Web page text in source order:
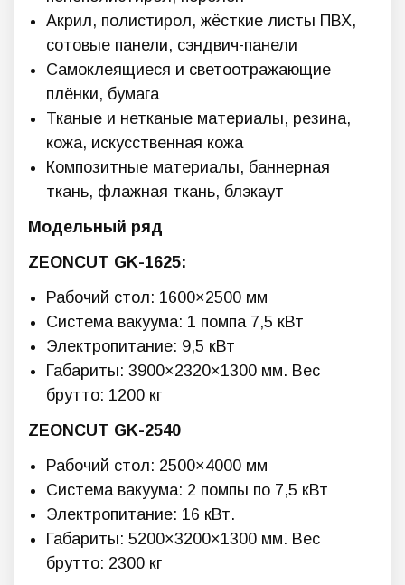
Акрил, полистирол, жёсткие листы ПВХ,
сотовые панели, сэндвич-панели
Самоклеящиеся и светоотражающие
плёнки, бумага
Тканые и нетканые материалы, резина,
кожа, искусственная кожа
Композитные материалы, баннерная
ткань, флажная ткань, блэкаут
Модельный ряд
ZEONCUT GK-1625:
Рабочий стол: 1600×2500 мм
Система вакуума: 1 помпа 7,5 кВт
Электропитание: 9,5 кВт
Габариты: 3900×2320×1300 мм. Вес
брутто: 1200 кг
ZEONCUT GK-2540
Рабочий стол: 2500×4000 мм
Система вакуума: 2 помпы по 7,5 кВт
Электропитание: 16 кВт.
Габариты: 5200×3200×1300 мм. Вес
брутто: 2300 кг